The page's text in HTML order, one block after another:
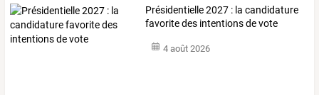
Présidentielle 2027 : la candidature
favorite des intentions de vote
4 août 2026